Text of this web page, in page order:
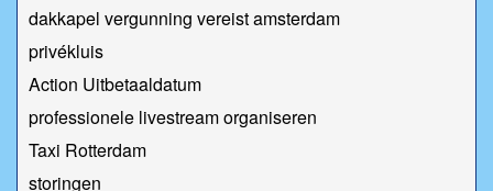
dakkapel vergunning vereist amsterdam
privékluis
Action Uitbetaaldatum
professionele livestream organiseren
Taxi Rotterdam
storingen